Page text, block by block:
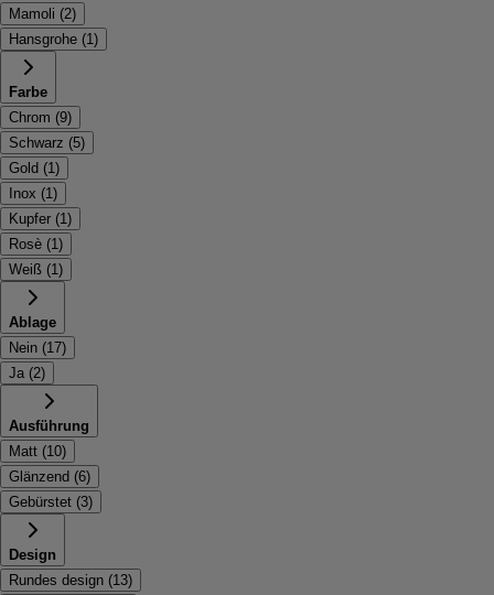
Mamoli (2)
Hansgrohe (1 )
Farbe
Chrom (9)
Schwarz (5)
Gold (1 )
Inox (1 )
Kupfer (1 )
Rosè (1 )
Weiß (1 )
Ablage
Nein (17)
Ja (2)
Ausführung
Matt (10)
Glänzend (6)
Gebürstet (3)
Design
Rundes design (13)